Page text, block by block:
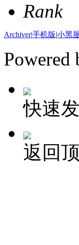
Rank
Archiver|手机版|小黑
Powered
快速
返回